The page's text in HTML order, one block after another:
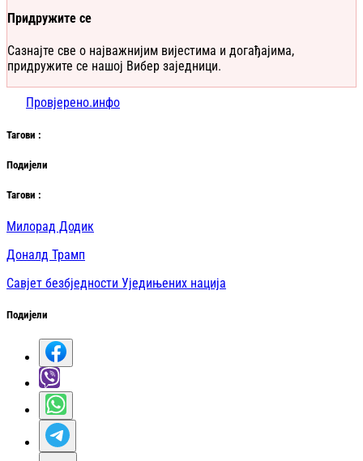
Придружите се
Сазнајте све о најважнијим вијестима и догађајима,
придружите се нашој Вибер заједници.
Провјерено.инфо
Тагови :
Подијели
Тагови :
Милорад Додик
Доналд Трамп
Савјет безбједности Уједињених нација
Подијели